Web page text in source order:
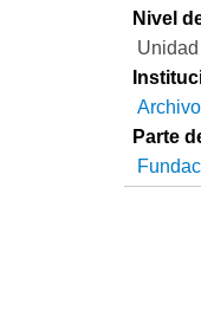
Nivel
Parte